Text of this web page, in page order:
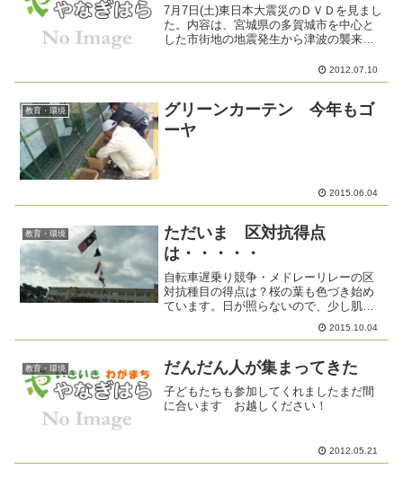
7月7日(土)東日本大震災のＤＶＤを見まし
た。内容は、宮城県の多賀城市を中心と
した市街地の地震発生から津波の襲来、
れた消防署員の活動の 様子な
ど・・・・最後にたくさんの方のメッセ
2012.07.10
教育・環境
グリーンカーテン 今年もゴ
ーヤ
2015.06.04
教育・環境
ただいま 区対抗得点
は・・・・・
自転車遅乗り競争・メドレーリレーの区
対抗種目の得点は？桜の葉も色づき始め
ています。日が照らないので、少し肌寒
2015.10.04
教育・環境 だんだん人が集まってきた
子どもたちも参加してくれましたまだ間
に合います お越しください！
2012.05.21